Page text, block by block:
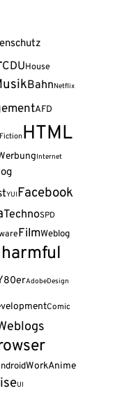
CDUHouse
BahnNetflix
AFD
HTML
Internet
YUIFacebook
TechnoSPD
FilmWeblog
80erAdobeDesign
Comic
WorkAnime
UI